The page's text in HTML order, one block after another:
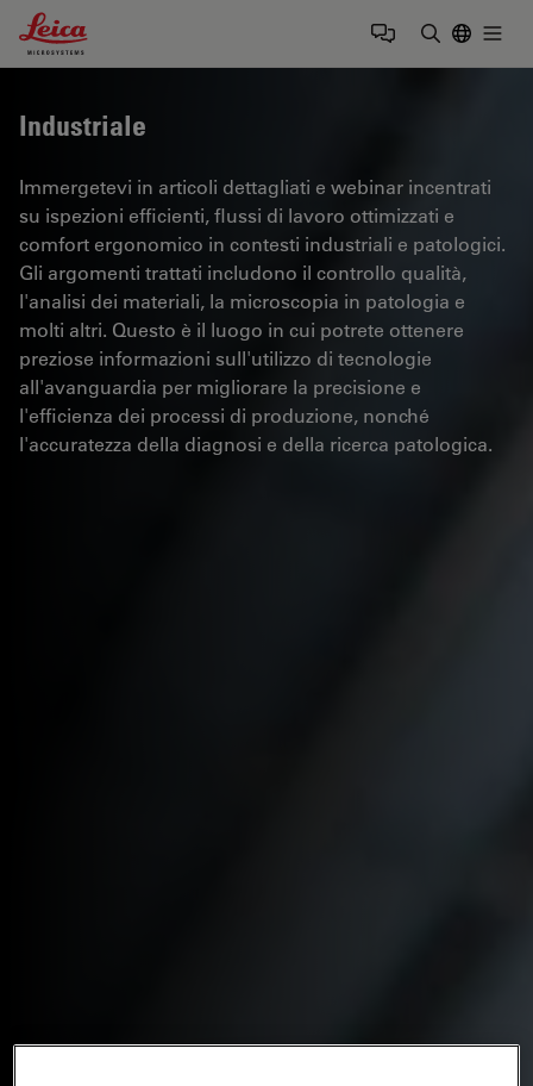
Leica Microsystems Logo
Industriale
Immergetevi in articoli dettagliati e webinar incentrati
su ispezioni efficienti, flussi di lavoro ottimizzati e
comfort ergonomico in contesti industriali e patologici.
Gli argomenti trattati includono il controllo qualità,
l'analisi dei materiali, la microscopia in patologia e
molti altri. Questo è il luogo in cui potrete ottenere
preziose informazioni sull'utilizzo di tecnologie
all'avanguardia per migliorare la precisione e
l'efficienza dei processi di produzione, nonché
l'accuratezza della diagnosi e della ricerca patologica.